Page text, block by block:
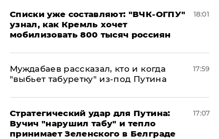
Списки уже составляют: "ВЧК-ОГПУ"
узнал, как Кремль хочет
мобилизовать 800 тысяч россиян
18:01
Муждабаев рассказал, кто и когда
"выбьет табуретку" из-под Путина
17:59
Стратегический удар для Путина:
Вучич "нарушил табу" и тепло
принимает Зеленского в Белграде
17:07